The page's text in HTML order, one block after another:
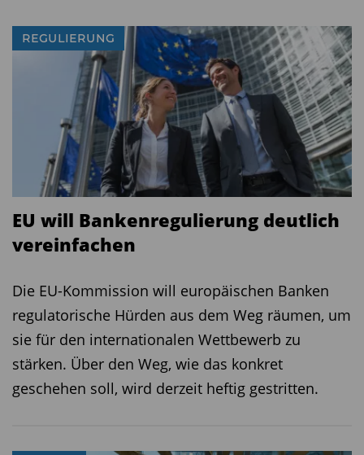
REGULIERUNG
EU will Bankenregulierung deutlich
vereinfachen
Die EU-Kommission will europäischen Banken
regulatorische Hürden aus dem Weg räumen, um
sie für den internationalen Wettbewerb zu
stärken. Über den Weg, wie das konkret
geschehen soll, wird derzeit heftig gestritten.